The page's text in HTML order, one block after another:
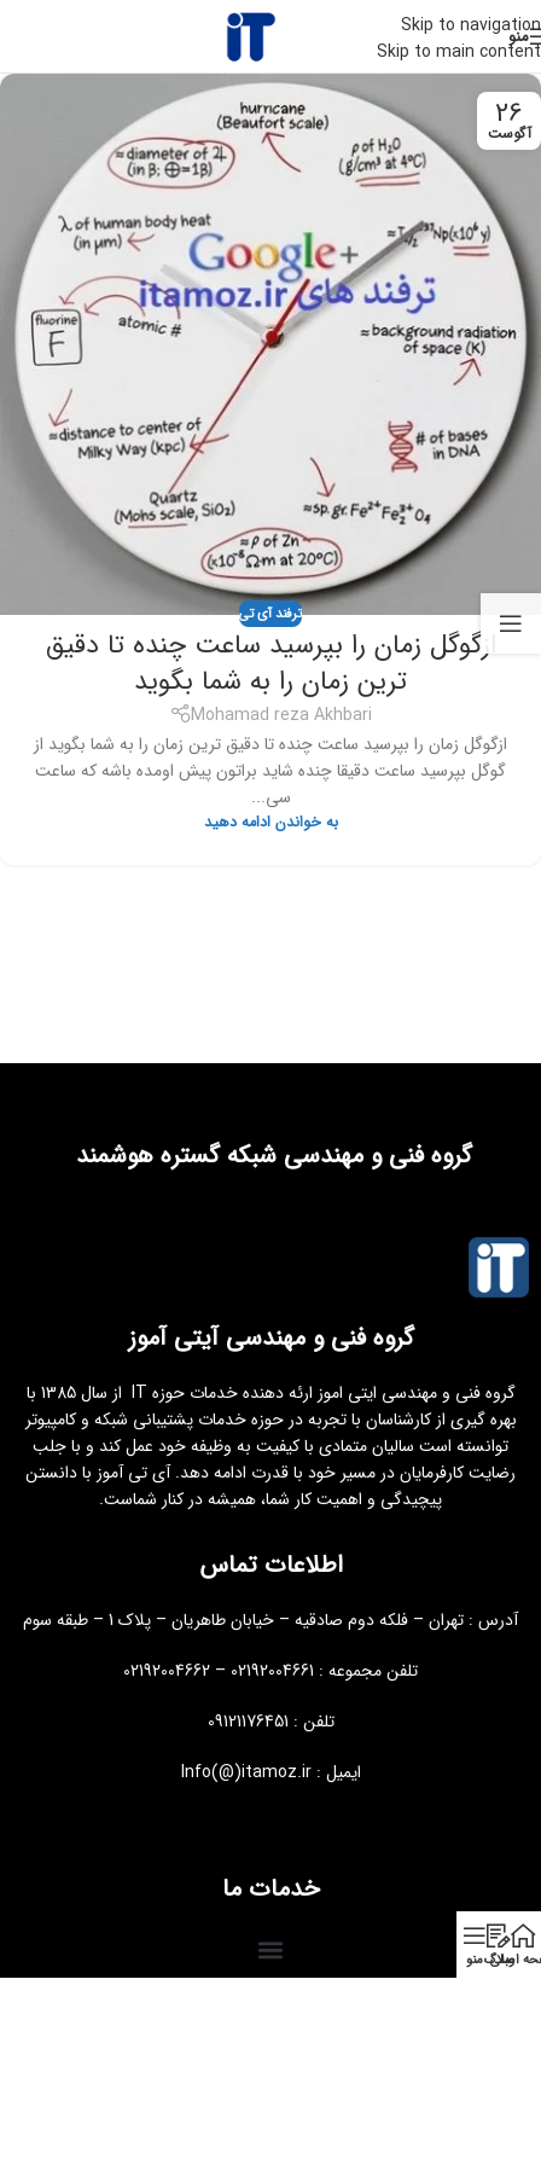
Skip to navigation
Skip to main content
منو
26
آگوست
ترفند آی تی
ازگوگل زمان را بپرسید ساعت چنده تا دقیق
ترین زمان را به شما بگوید
Mohamad reza Akhbari
ازگوگل زمان را بپرسید ساعت چنده تا دقیق ترین زمان را به شما بگوید از
گوگل بپرسید ساعت دقیقا چنده شاید براتون پیش اومده باشه که ساعت
سی...
به خواندن ادامه دهید
گروه فنی و مهندسی شبکه گستره هوشمند
گروه فنی و مهندسی آیتی آموز
گروه فنی و مهندسی ایتی اموز ارئه دهنده خدمات حوزه IT از سال 1385 با
بهره گیری از کارشناسان با تجربه در حوزه خدمات پشتیبانی شبکه و کامپیوتر
توانسته است سالیان متمادی با کیفیت به وظیفه خود عمل کند و با جلب
رضایت کارفرمایان در مسیر خود با قدرت ادامه دهد. آی تی آموز با دانستن
پیچیدگی و اهمیت کار شما، همیشه در کنار شماست.
اطلاعات تماس
آدرس : تهران – فلکه دوم صادقیه – خیابان طاهریان – پلاک 1 – طبقه سوم
تلفن مجموعه : 02192004661 – 02192004662
تلفن : 09121176451
ایمیل : Info(@)itamoz.ir
خدمات ما
اصلی
وبلاگمنو